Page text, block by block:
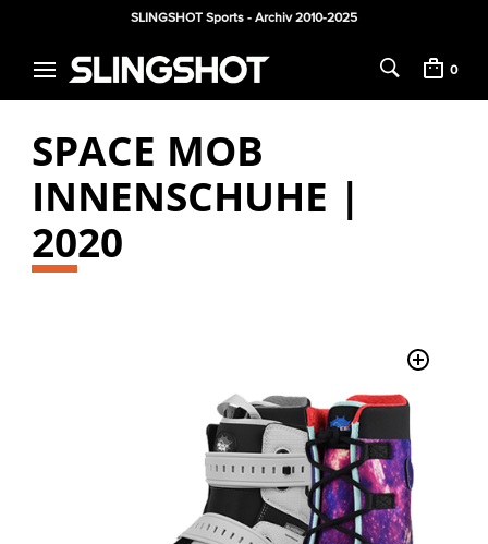
SLINGSHOT Sports - Archiv 2010-2025
0
SPACE MOB
INNENSCHUHE |
2020